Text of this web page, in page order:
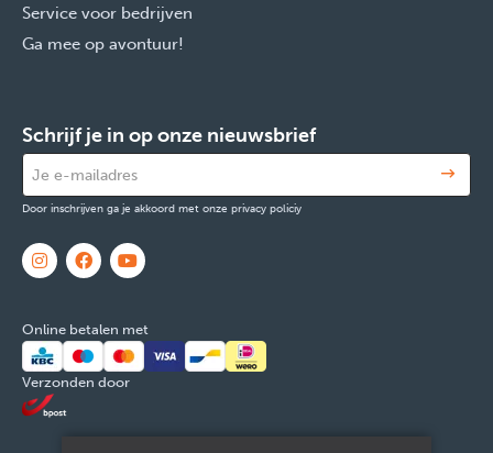
Service voor bedrijven
Ga mee op avontuur!
Schrijf je in op onze nieuwsbrief
Door inschrijven ga je akkoord met onze privacy policiy
Online betalen met
Verzonden door